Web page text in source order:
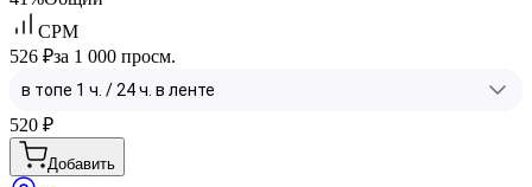
CPM
526 ₽за 1 000 просм.
520 ₽
Добавить